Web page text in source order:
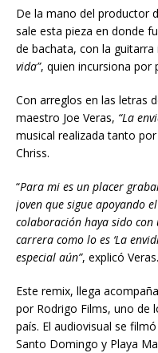
De la mano del productor
sale esta pieza en donde
de bachata, con la guitarra
vida”, quien incursiona por
Con arreglos en las letras
maestro Joe Veras, “La
musical realizada tanto
Chriss.
“Para mi es un placer
joven que sigue apoyando
colaboración haya sido
carrera como lo es ‘La
especial aún”, explicó Veras.
Este remix, llega
por Rodrigo Films, uno de
país. El audiovisual se
Santo Domingo y Playa